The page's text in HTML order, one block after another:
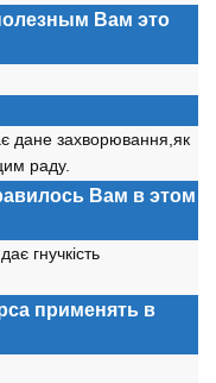
Вам это
дане захворювання,як
раду.
Вам в этом
гнучкість
применять в